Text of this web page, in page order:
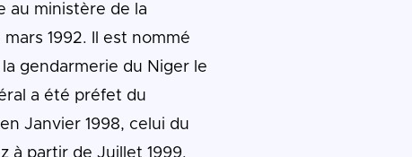
au ministère de la
1992. Il est nommé
gendarmerie du Niger le
a été préfet du
Janvier 1998, celui du
à partir de Juillet 1999.